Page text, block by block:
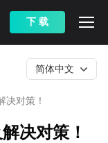
下 载
决对策！
简体中文
决对策！